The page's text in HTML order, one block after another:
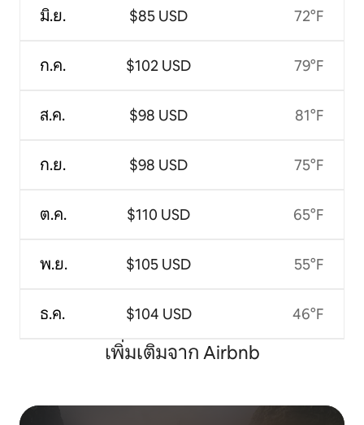
มิ.ย.
ก.ค.
ส.ค.
ก.ย.
ต.ค.
พ.ย.
ธ.ค.
$85 USD
$102 USD
$98 USD
$98 USD
$110 USD
$105 USD
$104 USD
72°F
79°F
81°F
75°F
65°F
55°F
46°F
เพิ่มเติมจาก Airbnb